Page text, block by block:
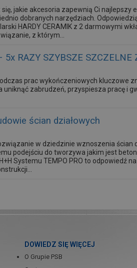
jakie akcesoria zapewnią Ci najlepszy
dobranych narzędziach.
HARDY CERAMIK z 2 darmowymi
z którym...
RAZY SZYBSZE SZCZELNE
prac wykończeniowych kluczowe
zabrudzeń, przyspiesza pracę i
ścian działowych
w dziedzinie wznoszenia ścian
podejściu do tworzywa jakim jest
Systemu TEMPO PRO to odpowiedź
DOWIEDZ SIĘ WIĘCEJ
O Grupie PSB